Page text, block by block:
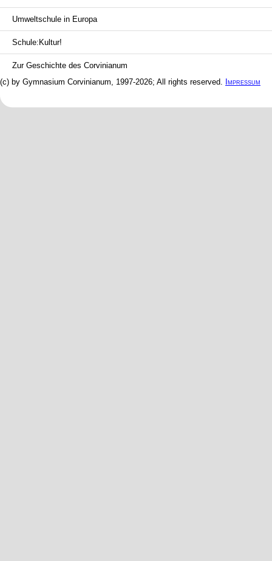
Umweltschule in Europa
Schule:Kultur!
Zur Geschichte des Corvinianum
(c) by Gymnasium Corvinianum, 1997-2026; All rights reserved. Impressum